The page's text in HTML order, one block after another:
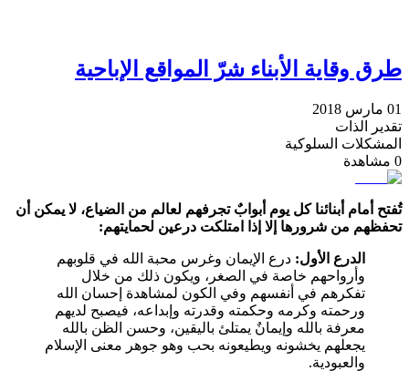
طرق وقاية الأبناء شرّ المواقع الإباحية
01 مارس 2018
تقدير الذات
المشكلات السلوكية
0 مشاهدة
تُفتح أمام أبنائنا كل يوم أبوابٌ تجرفهم لعالم من الضياع، لا يمكن أن
تحفظهم من شرورها إلا إذا امتلكت درعين لحمايتهم:
الدرع الأول: درع الإيمان وغرس محبة الله في قلوبهم
وأرواحهم خاصة في الصغر، ويكون ذلك من خلال
تفكرهم في أنفسهم وفي الكون لمشاهدة إحسان الله
ورحمته وكرمه وحكمته وقدرته وإبداعه، فيصبح لديهم
معرفة بالله وإيمانٌ يمتلئ باليقين، وحسن الظن بالله
يجعلهم يخشونه ويطيعونه بحب وهو جوهر معنى الإسلام
والعبودية.